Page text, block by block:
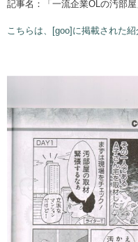
記事名：「一流企業OLの汚部
こちらは、[goo]に掲載された紹